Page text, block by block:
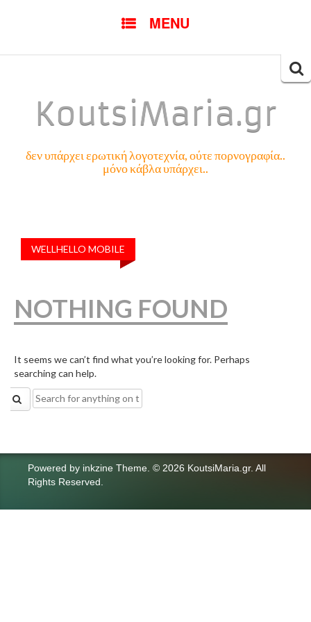
MENU
KoutsiMaria.gr
δεν υπάρχει ερωτική λογοτεχνία, ούτε πορνογραφία..
μόνο κάβλα υπάρχει..
WELLHELLO MOBILE
NOTHING FOUND
It seems we can’t find what you’re looking for. Perhaps
searching can help.
Search
for:
Powered by inkzine Theme © 2026 KoutsiMaria.gr. All
Rights Reserved.